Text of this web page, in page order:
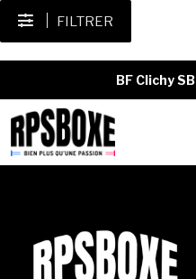
FILTRER
BF Clichy SB